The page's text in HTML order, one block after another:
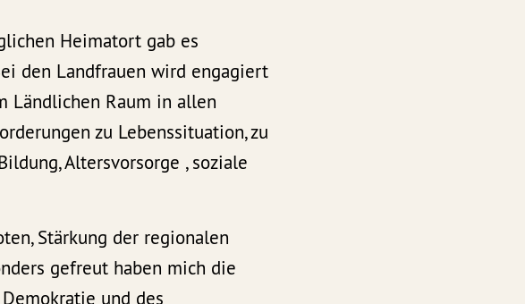
Heimatort gab es
den Landfrauen wird engagiert
Ländlichen Raum in allen
zu Lebenssituation, zu
Altersvorsorge , soziale
Stärkung der regionalen
gefreut haben mich die
und des